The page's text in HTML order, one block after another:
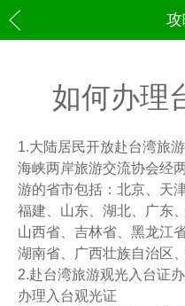
如何办理
1.大陆居民开放赴台湾旅
海峡两岸旅游交流协会经
游的省市包括：北京、天
福建、山东、湖北、广东
山西省、吉林省、黑龙江
湖南省、广西壮族自治区
2.赴台湾旅游观光入台证
办理入台观光证